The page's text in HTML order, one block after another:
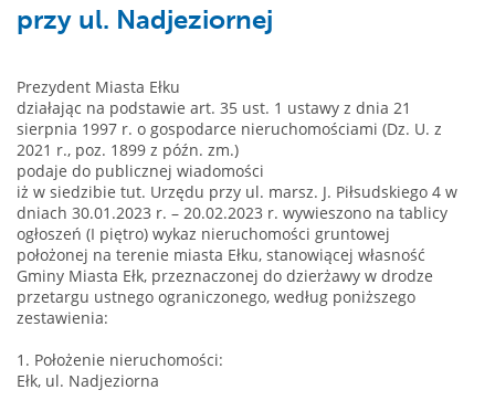
przy ul. Nadjeziornej
Prezydent Miasta Ełku
działając na podstawie art. 35 ust. 1 ustawy z dnia 21
sierpnia 1997 r. o gospodarce nieruchomościami (Dz. U. z
2021 r., poz. 1899 z późn. zm.)
podaje do publicznej wiadomości
iż w siedzibie tut. Urzędu przy ul. marsz. J. Piłsudskiego 4 w
dniach 30.01.2023 r. – 20.02.2023 r. wywieszono na tablicy
ogłoszeń (I piętro) wykaz nieruchomości gruntowej
położonej na terenie miasta Ełku, stanowiącej własność
Gminy Miasta Ełk, przeznaczonej do dzierżawy w drodze
przetargu ustnego ograniczonego, według poniższego
zestawienia:
1. Położenie nieruchomości:
Ełk, ul. Nadjeziorna